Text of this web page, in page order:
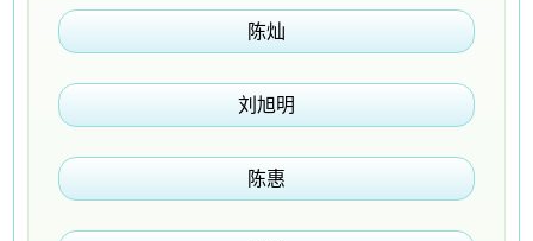
陈灿
刘旭明
陈惠